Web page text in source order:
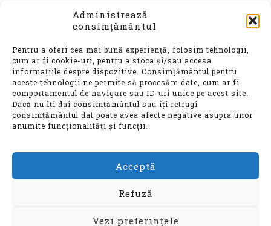
Administrează
consimțământul
Pentru a oferi cea mai bună experiență, folosim tehnologii,
cum ar fi cookie-uri, pentru a stoca și/sau accesa
informațiile despre dispozitive. Consimțământul pentru
aceste tehnologii ne permite să procesăm date, cum ar fi
comportamentul de navigare sau ID-uri unice pe acest site.
Dacă nu îți dai consimțământul sau îți retragi
consimțământul dat poate avea afecte negative asupra unor
anumite funcționalități și funcții.
Acceptă
Refuză
Vezi preferințele
Achiziționarea unui autoturism second hand, este
o decizie importantă, care implică nu doar o
investiție financiară considerabilă, ci și o
alegere ce vă va influența confortul, siguranța și
mobilitatea pentru ani de zile.
© Auto Verificate, Toate drepturile